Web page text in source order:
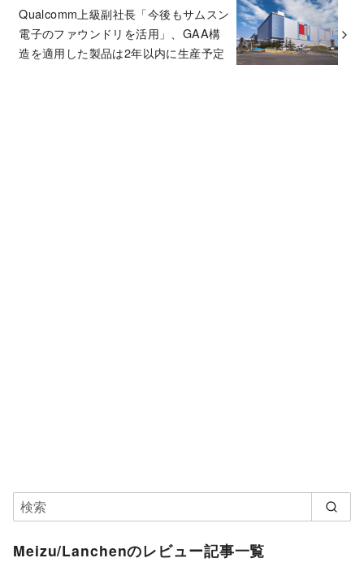
Qualcomm上級副社長「今後もサムスン
電子のファウンドリを活用」、GAA構
造を適用した製品は2年以内に生産予定
Meizu/Lanchenのレビュー記事一覧